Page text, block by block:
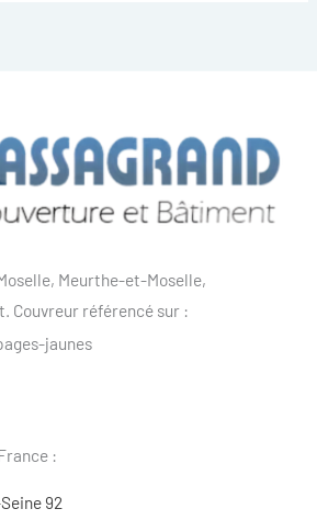
Meurthe-et-Moselle,
Couvreur référencé sur :
:
92